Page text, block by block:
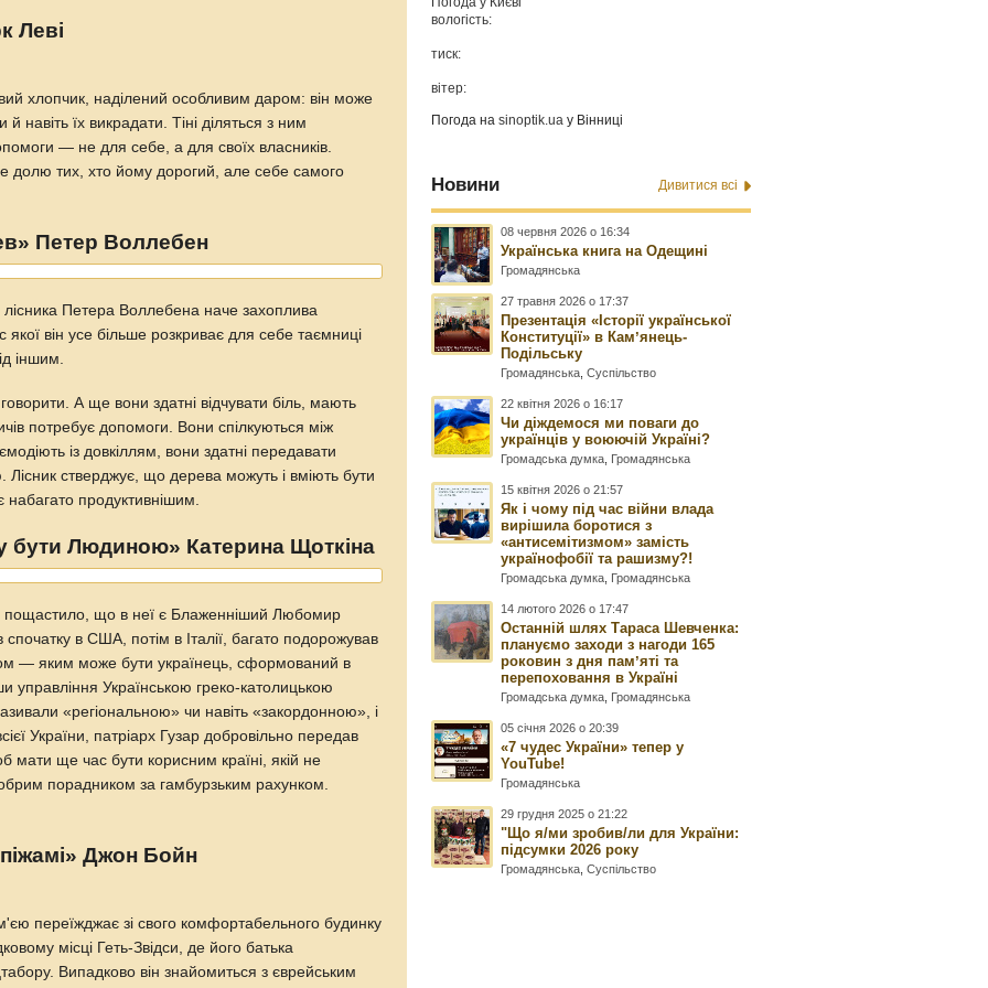
Леві
хлопчик, наділений особливим даром: він може
навіть їх викрадати. Тіні діляться з ним
— не для себе, а для своїх власників.
долю тих, хто йому дорогий, але себе самого
Петер Воллебен
Петера Воллебена наче захоплива
якої він усе більше розкриває для себе таємниці
іншим.
А ще вони здатні відчувати біль, мають
потребує допомоги. Вони спілкуються між
із довкіллям, вони здатні передавати
Лісник стверджує, що дерева можуть і вміють бути
набагато продуктивнішим.
бути Людиною» Катерина Щоткіна
пощастило, що в неї є Блаженніший Любомир
спочатку в США, потім в Італії, багато подорожував
— яким може бути українець, сформований в
управління Українською греко-католицькою
«регіональною» чи навіть «закордонною», і
України, патріарх Гузар добровільно передав
мати ще час бути корисним країні, якій не
порадником за гамбурзьким рахунком.
Джон Бойн
переїжджає зі свого комфортабельного будинку
місці Геть-Звідси, де його батька
Випадково він знайомиться з єврейським
вологість:
тиск:
вітер:
Погода наsinoptik.ua у Вінниці
Новини Дивитися всі
08 червня 2026 о 16:34
Українська книга на Одещині
Громадянська
27 травня 2026 о 17:37
Презентація «Історії української
Конституції» в Камʼянець-
Подільську
Громадянська ,Суспільство
22 квітня 2026 о 16:17
Чи діждемося ми поваги до
українців у воюючій Україні?
Громадська думка Громадянська
15 квітня 2026 о 21:57
Як і чому під час війни влада
вирішила боротися з
«антисемітизмом» замість
українофобії та рашизму?!
Громадська думка Громадянська
14 лютого 2026 о 17:47
Останній шлях Тараса Шевченка:
плануємо заходи з нагоди 165
роковин з дня памʼяті та
перепоховання в Україні
Громадська думка Громадянська
05 січня 2026 о 20:39
«7 чудес України» тепер у
YouTube!
Громадянська
29 грудня 2025 о 21:22
"Що я/ми зробив/ли для України:
підсумки 2026 року
Громадянська ,Суспільство